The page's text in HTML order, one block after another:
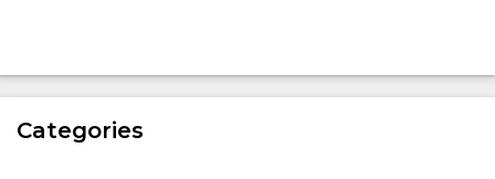
Categories